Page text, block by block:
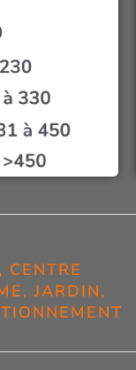
, CENTRE
, JARDIN,